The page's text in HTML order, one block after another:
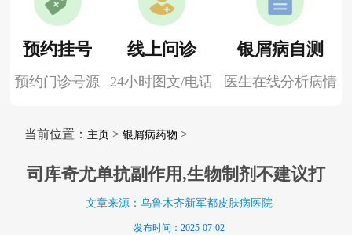
预约挂号
预约门诊号源
线上问诊
24小时图文/电话
银屑病自测
医生在线分析病情
当前位置： 主页> 银屑病药物 >
司库奇尤单抗副作用,生物制剂不建议打
文章来源：乌鲁木齐新军都皮肤病医院
发布时间：2025-07-02